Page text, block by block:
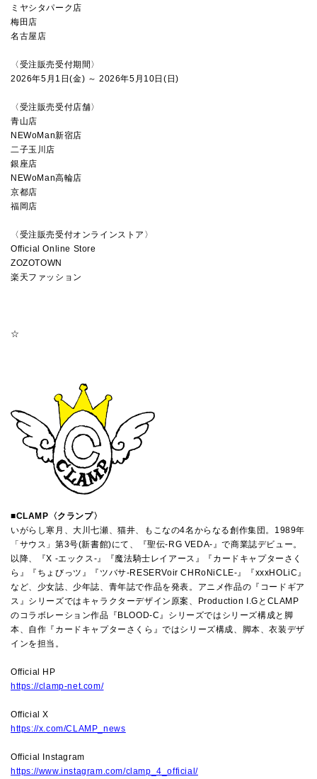
ミヤシタパーク店
梅田店
名古屋店
〈受注販売受付期間〉
2026年5月1日(金) ～ 2026年5月10日(日)
〈受注販売受付店舗〉
青山店
NEWoMan新宿店
二子玉川店
銀座店
NEWoMan高輪店
京都店
福岡店
〈受注販売受付オンラインストア〉
Official Online Store
ZOZOTOWN
楽天ファッション
☆
■CLAMP〈クランプ〉
いがらし寒月、大川七瀬、猫井、もこなの4名からなる創作集団。1989年
「サウス」第3号(新書館)にて、『聖伝-RG VEDA-』で商業誌デビュー。
以降、『X -エックス-』『魔法騎士レイアース』『カードキャプターさく
ら』『ちょびっツ』『ツバサ-RESERVoir CHRoNiCLE-』『xxxHOLiC』
など、少女誌、少年誌、青年誌で作品を発表。アニメ作品の『コードギア
ス』シリーズではキャラクターデザイン原案、Production I.GとCLAMP
のコラボレーション作品『BLOOD-C』シリーズではシリーズ構成と脚
本、自作『カードキャプターさくら』ではシリーズ構成、脚本、衣装デザ
インを担当。
Official HP
https://clamp-net.com/
Official X
https://x.com/CLAMP_news
Official Instagram
https://www.instagram.com/clamp_4_official/